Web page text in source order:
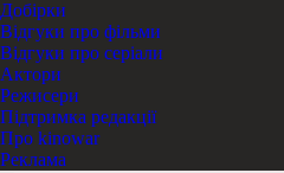
Добірки
Відгуки про фільми
Відгуки про серіали
Актори
Режисери
Підтримка редакції
Про kinowar
Реклама